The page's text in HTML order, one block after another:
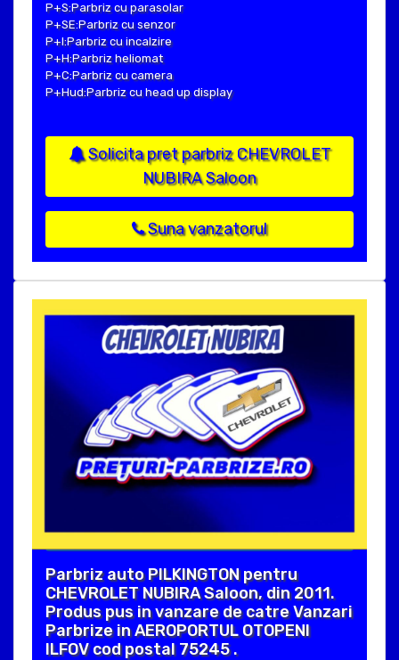
P+S:Parbriz cu parasolar
P+SE:Parbriz cu senzor
P+I:Parbriz cu incalzire
P+H:Parbriz heliomat
P+C:Parbriz cu camera
P+Hud:Parbriz cu head up display
Solicita pret parbriz CHEVROLET
NUBIRA Saloon
Suna vanzatorul
Parbriz auto PILKINGTON pentru
CHEVROLET NUBIRA Saloon, din 2011.
Produs pus in vanzare de catre Vanzari
Parbrize in AEROPORTUL OTOPENI
ILFOV cod postal 75245 .